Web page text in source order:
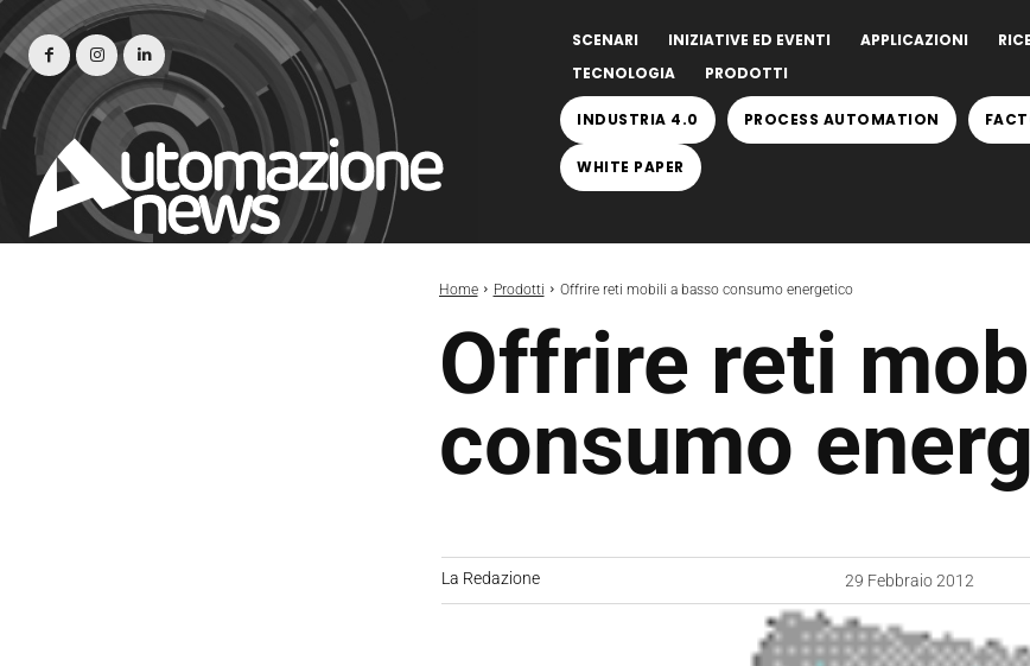
SCENARI INIZIATIVE ED EVENTI APPLICAZIONI
TECNOLOGIA
PRODOTTI
INDUSTRIA 4.0 PROCESS AUTOMATION
WHITE PAPER
Home Prodotti Offrire reti mobili a basso consumo energetico
Offrire reti
consumo
La Redazione 29 Febbraio 2012